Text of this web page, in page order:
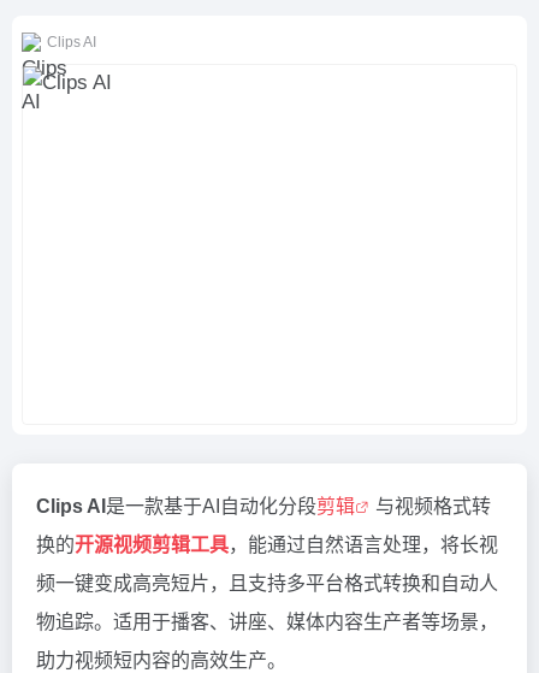
Clips AI
Clips AI 是一款基于AI自动化分段剪辑
与视频格式转
换的开源视频剪辑工具，能通过自然语言处理，将长视
频一键变成高亮短片，且支持多平台格式转换和自动人
物追踪。适用于播客、讲座、媒体内容生产者等场景，
助力视频短内容的高效生产。